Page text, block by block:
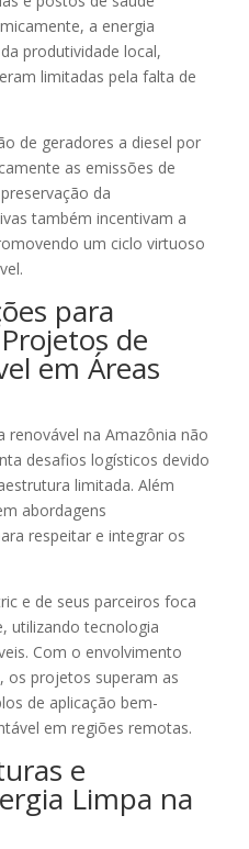
a energia
produtividade local,
limitadas pela falta de
de geradores a diesel por
as emissões de
da
também incentivam a
um ciclo virtuoso
para
de
em Áreas
renovável na Amazônia não
desafios logísticos devido
limitada. Além
abordagens
respeitar e integrar os
e de seus parceiros foca
utilizando tecnologia
Com o envolvimento
os projetos superam as
de aplicação bem-
em regiões remotas.
e
Limpa na